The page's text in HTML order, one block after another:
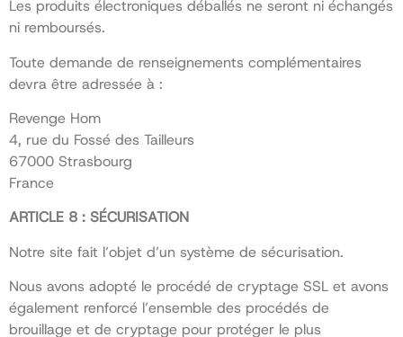
Les produits électroniques déballés ne seront ni échangés
ni remboursés.
Toute demande de renseignements complémentaires
devra être adressée à :
Revenge Hom
4, rue du Fossé des Tailleurs
67000 Strasbourg
France
ARTICLE 8 : SÉCURISATION
Notre site fait l’objet d’un système de sécurisation.
Nous avons adopté le procédé de cryptage SSL et avons
également renforcé l’ensemble des procédés de
brouillage et de cryptage pour protéger le plus